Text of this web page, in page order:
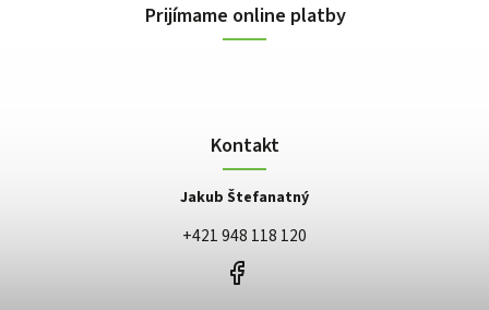
Prijímame online platby
Kontakt
Jakub Štefanatný
+421 948 118 120